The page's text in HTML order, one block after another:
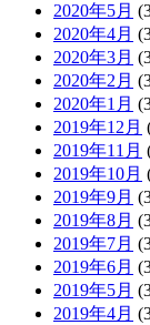
2020年5月
2020年4月
2020年3月
2020年2月
2020年1月
2019年12月
2019年11月
2019年10月
2019年9月
2019年8月
2019年7月
2019年6月
2019年5月
2019年4月